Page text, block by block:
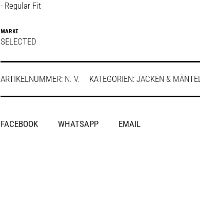
- Regular Fit
MARKE
SELECTED
ARTIKELNUMMER: N. V. KATEGORIEN: JACKEN & MÄNTEL
SHARE
FACEBOOK WHATSAPP EMAIL